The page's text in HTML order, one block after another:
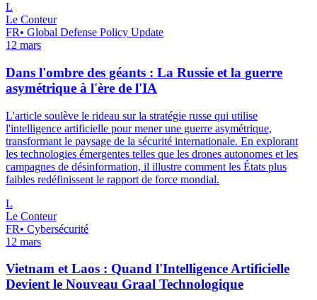
L
Le Conteur
FR• Global Defense Policy Update
12 mars
Dans l'ombre des géants : La Russie et la guerre
asymétrique à l'ère de l'IA
L'article soulève le rideau sur la stratégie russe qui utilise
l'intelligence artificielle pour mener une guerre asymétrique,
transformant le paysage de la sécurité internationale. En explorant
les technologies émergentes telles que les drones autonomes et les
campagnes de désinformation, il illustre comment les États plus
faibles redéfinissent le rapport de force mondial.
L
Le Conteur
FR• Cybersécurité
12 mars
Vietnam et Laos : Quand l'Intelligence Artificielle
Devient le Nouveau Graal Technologique